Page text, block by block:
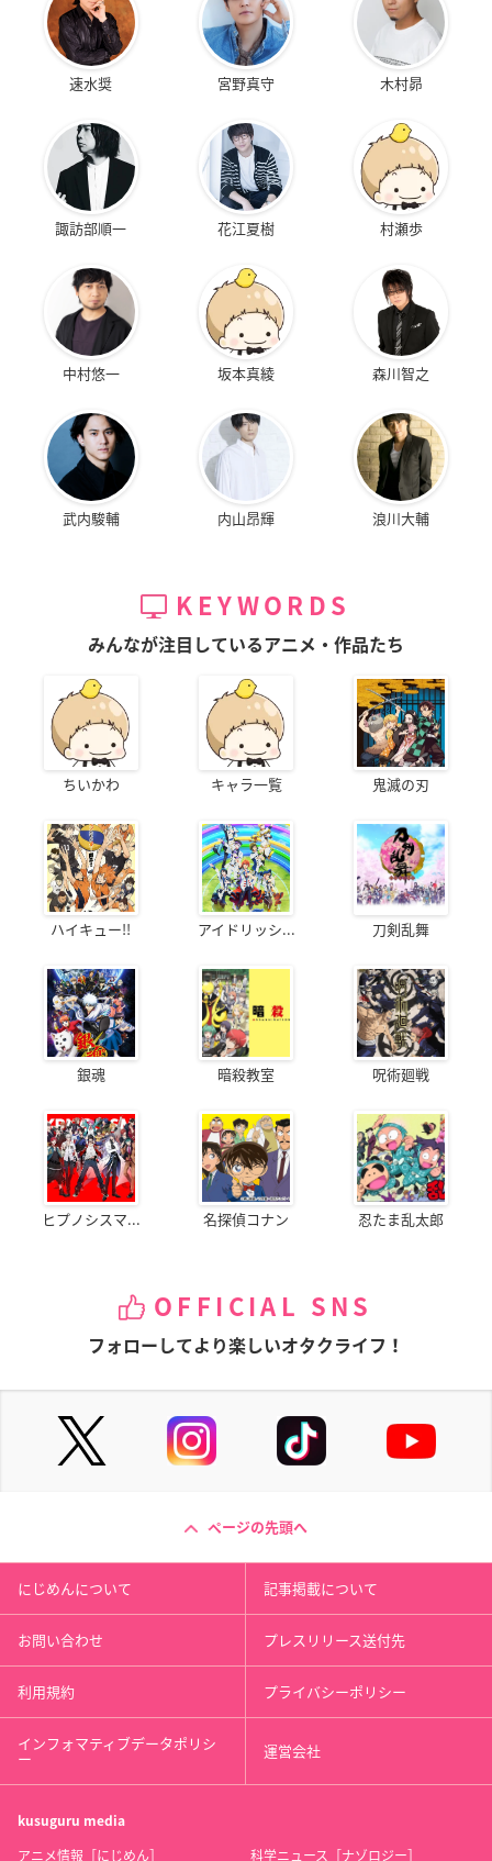
速水奨 宮野真守 木村昴
諏訪部順一 花江夏樹 村瀬歩
中村悠一 坂本真綾 森川智之
武内駿輔 内山昂輝 浪川大輔
KEYWORDS
みんなが注目しているアニメ・作品たち
ちいかわ キャラ一覧 鬼滅の刃
ハイキュー!! アイドリッシ... 刀剣乱舞
銀魂 暗殺教室 呪術廻戦
ヒプノシスマ... 名探偵コナン 忍たま乱太郎
OFFICIAL SNS
フォローしてより楽しいオタクライフ！
ページの先頭へ
にじめんについて 記事掲載について
お問い合わせ プレスリリース送付先
利用規約 プライバシーポリシー
インフォマティブデータポリシ
ー 運営会社
kusuguru media
アニメ情報［にじめん］ 科学ニュース［ナゾロジー］